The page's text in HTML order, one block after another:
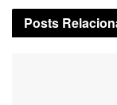
Posts